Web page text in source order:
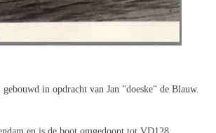
in opdracht van Jan "doeske" de Blauw.